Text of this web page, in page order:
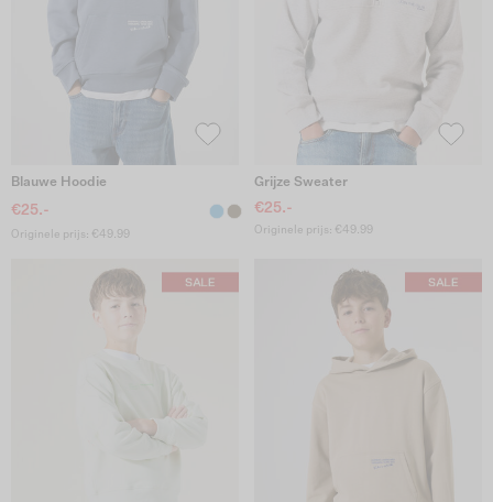
Blauwe Hoodie
€25.-
Originele prijs: €49.99
Grijze Sweater
€25.-
Originele prijs: €49.99